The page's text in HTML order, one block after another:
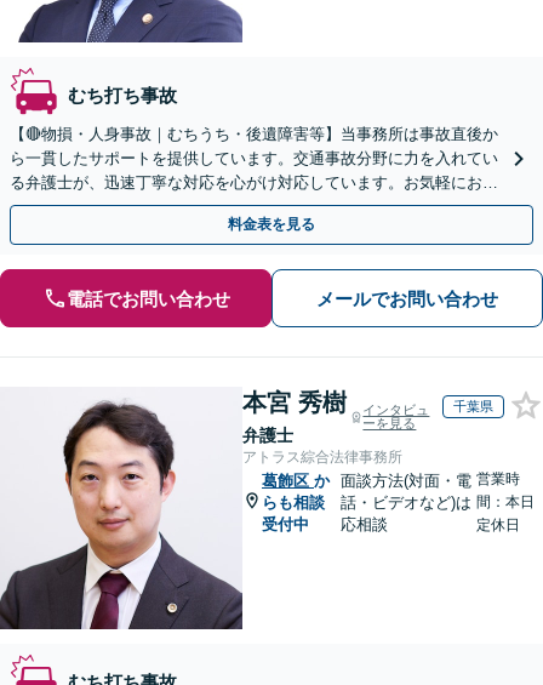
むち打ち事故
【🔴物損・人身事故｜むちうち・後遺障害等】当事務所は事故直後か
ら一貫したサポートを提供しています。交通事故分野に力を入れてい
る弁護士が、迅速丁寧な対応を心がけ対応しています。お気軽にお問
い合わせください。◤完全予約制・初回法律相談無料◢
料金表を見る
電話でお問い合わせ メールでお問い合わせ
本宮 秀樹
弁護士
インタビュ
ーを見る
千葉県
アトラス綜合法律事務所
葛飾区 か
らも相談
受付中
面談方法(対面・電
話・ビデオなど)は
応相談
営業時
間：本日
定休日